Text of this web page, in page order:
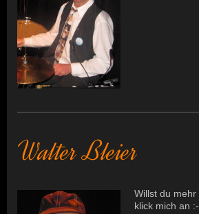
Walter Bleier
Willst du
klick mich an